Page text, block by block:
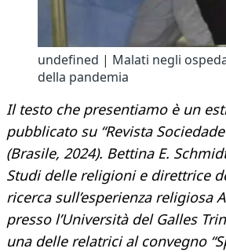
undefined | Malati negli
della pandemia
Il testo che presentiamo è un
pubblicato su “Revista
(Brasile, 2024). Bettina E.
Studi delle religioni e direttrice
ricerca sull’esperienza religiosa
presso l’Università del Galles
una delle relatrici al convegno